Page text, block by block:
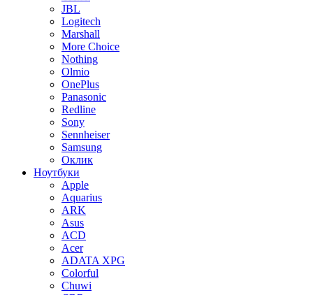
JBL
Logitech
Marshall
More Choice
Nothing
Olmio
OnePlus
Panasonic
Redline
Sony
Sennheiser
Samsung
Оклик
Ноутбуки
Apple
Aquarius
ARK
Asus
ACD
Acer
ADATA XPG
Colorful
Chuwi